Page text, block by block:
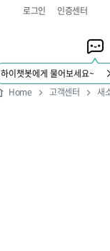
로그인 인증센터
하이챗봇에게 물어보세요~
Home 고객센터 새